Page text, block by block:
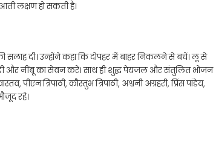
लक्षण हो सकती है।
सलाह दी। उन्होंने कहा कि दोपहर में बाहर निकलने से बचें। लू से
और नींबू का सेवन करें। साथ ही शुद्ध पेयजल और संतुलित भोजन
पीएन त्रिपाठी, कौस्तुभ त्रिपाठी, अश्वनी अग्रहरी, प्रिंस पांडेय,
रहे।